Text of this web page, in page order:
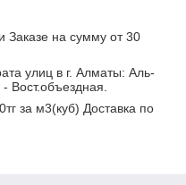
на сумму от 30
улиц в г. Алматы: Аль-
Вост.объездная.
за м3(куб) Доставка по